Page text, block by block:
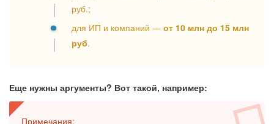
руб.;
для ИП и компаний — от 10 млн до 15 млн
руб.
Еще нужны аргументы? Вот такой, например:
Примечания: